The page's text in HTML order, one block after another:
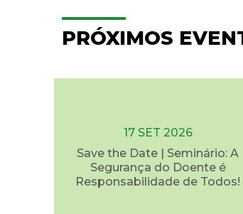
PRÓXIMOS
17 SET 2026
Save the Date | Seminário: A
Segurança do Doente é
Responsabilidade de Todos!